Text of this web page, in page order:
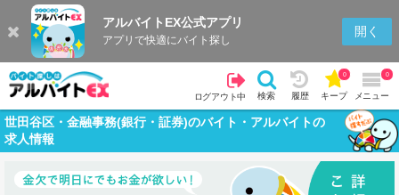
アルバイトEX公式アプリ
アプリで快適にバイト探し
開く
ログアウト中 検索 履歴 キープ
0
メニュー
0
世田谷区・金融事務(銀行・証券)のバイト・アルバイトの
求人情報